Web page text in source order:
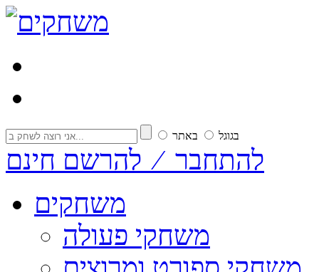
בגוגל באתר
להתחבר ⁄ להרשם חינם
משחקים
משחקי פעולה